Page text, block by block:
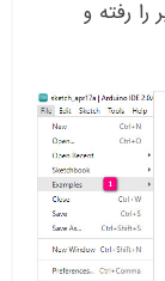
رفته و